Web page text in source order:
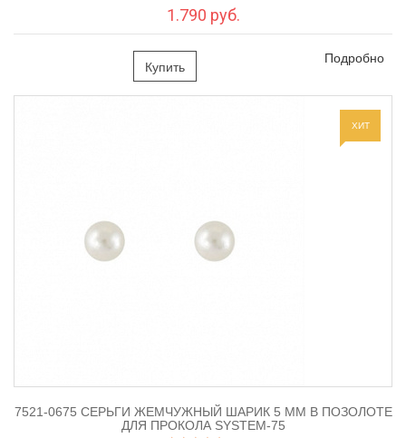
1.790 руб.
Купить Подробно
ХИТ
7521-0675 СЕРЬГИ ЖЕМЧУЖНЫЙ ШАРИК 5 ММ В ПОЗОЛОТЕ
ДЛЯ ПРОКОЛА SYSTEM-75